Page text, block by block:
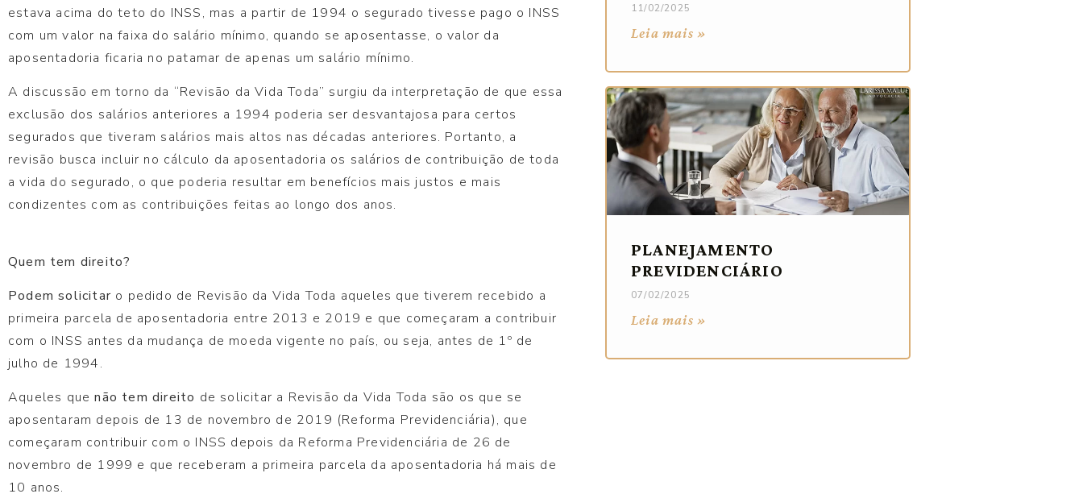
estava acima do teto do INSS, mas a partir de 1994 o segurado tivesse pago o INSS
com um valor na faixa do salário mínimo, quando se aposentasse, o valor da
aposentadoria ficaria no patamar de apenas um salário mínimo.
A discussão em torno da “Revisão da Vida Toda” surgiu da interpretação de que essa
exclusão dos salários anteriores a 1994 poderia ser desvantajosa para certos
segurados que tiveram salários mais altos nas décadas anteriores. Portanto, a
revisão busca incluir no cálculo da aposentadoria os salários de contribuição de toda
a vida do segurado, o que poderia resultar em benefícios mais justos e mais
condizentes com as contribuições feitas ao longo dos anos.
Quem tem direito?
Podem solicitar o pedido de Revisão da Vida Toda aqueles que tiverem recebido a
primeira parcela de aposentadoria entre 2013 e 2019 e que começaram a contribuir
com o INSS antes da mudança de moeda vigente no país, ou seja, antes de 1º de
julho de 1994.
Aqueles quenão tem direito de solicitar a Revisão da Vida Toda são os que se
aposentaram depois de 13 de novembro de 2019 (Reforma Previdenciária), que
começaram contribuir com o INSS depois da Reforma Previdenciária de 26 de
novembro de 1999 e que receberam a primeira parcela da aposentadoria há mais de
10 anos.
11/02/2025
Leia mais »
PLANEJAMENTO
PREVIDENCIÁRIO
07/02/2025
Leia mais »